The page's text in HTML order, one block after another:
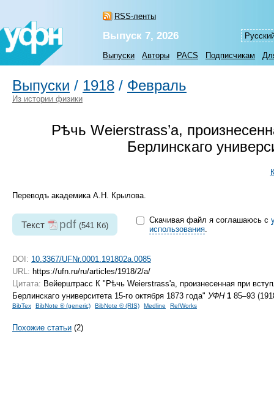
RSS-ленты
Выпуск 7, 2026
Выпуски Авторы PACS Подписчикам
Выпуски / 1918 / Февраль
Из истории физики
Рѣчь Weierstrass’a,
Берлинскаго
Переводъ академика А.Н. Крылова.
Текст pdf (541 Кб)
Скачивая файл я соглашаюсь с
использования.
DOI: 10.3367/UFNr.0001.191802a.0085
URL: https://ufn.ru/ru/articles/1918/2/a/
Цитата: Вейерштрасс К "Рѣчь Weierstrass'a, произнесенная при
Берлинскаго университета 15-го октября 1873 года" УФН 1 85–93
BibTex BibNote ® (generic) BibNote ® (RIS) Medline RefWorks
Похожие статьи (2)